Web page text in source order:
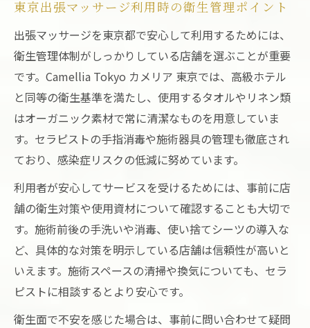
東京出張マッサージ利用時の衛生管理ポイント
出張マッサージを東京都で安心して利用するためには、
衛生管理体制がしっかりしている店舗を選ぶことが重要
です。Camellia Tokyo カメリア 東京では、高級ホテル
と同等の衛生基準を満たし、使用するタオルやリネン類
はオーガニック素材で常に清潔なものを用意していま
す。セラピストの手指消毒や施術器具の管理も徹底され
ており、感染症リスクの低減に努めています。
利用者が安心してサービスを受けるためには、事前に店
舗の衛生対策や使用資材について確認することも大切で
す。施術前後の手洗いや消毒、使い捨てシーツの導入な
ど、具体的な対策を明示している店舗は信頼性が高いと
いえます。施術スペースの清掃や換気についても、セラ
ピストに相談するとより安心です。
衛生面で不安を感じた場合は、事前に問い合わせて疑問